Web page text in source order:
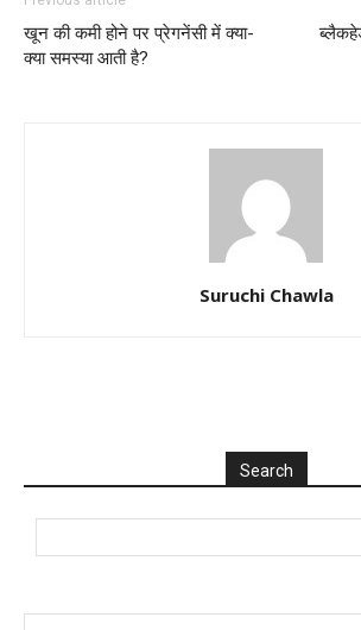
खून की कमी होने पर प्रेगनेंसी में क्या-
क्या समस्या आती है?
Suruchi Chawla
Search